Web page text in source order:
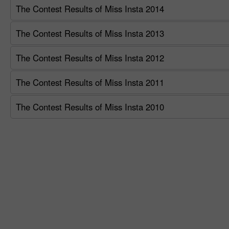
The Contest Results of Miss Insta 2014
The Contest Results of Miss Insta 2013
The Contest Results of Miss Insta 2012
The Contest Results of Miss Insta 2011
The Contest Results of Miss Insta 2010